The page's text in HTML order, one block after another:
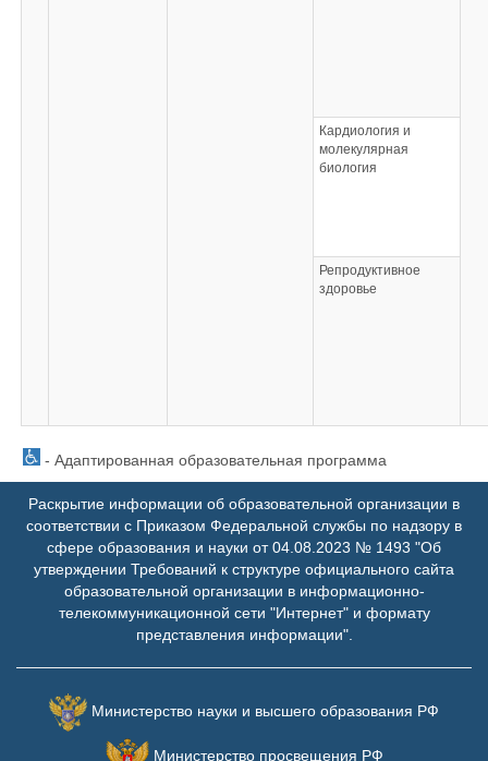
Кардиология и
молекулярная
биология
Репродуктивное
здоровье
- Адаптированная образовательная программа
Раскрытие информации об образовательной организации в
соответствии с Приказом Федеральной службы по надзору в
сфере образования и науки от 04.08.2023 № 1493 "Об
утверждении Требований к структуре официального сайта
образовательной организации в информационно-
телекоммуникационной сети "Интернет" и формату
представления информации".
Министерство науки и высшего образования РФ
Министерство просвещения РФ